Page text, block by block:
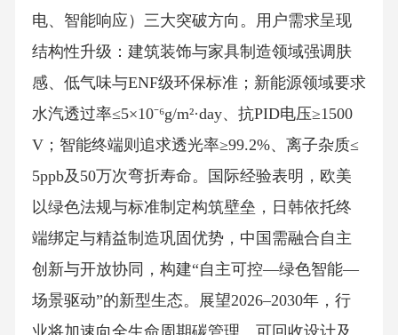
电、智能响应）三大突破方向。用户需求呈现
结构性升级：建筑装饰与家具制造领域强调肤
感、低气味与ENF级环保标准；新能源领域要求
水汽透过率≤5×10⁻⁶g/m²·day、抗PID电压≥1500
V；智能终端则追求透光率≥99.2%、离子杂质≤
5ppb及50万次弯折寿命。国际经验表明，欧美
以绿色法规与标准制定构筑壁垒，日韩依托终
端绑定与精益制造巩固优势，中国需融合自主
创新与开放协同，构建“自主可控—绿色智能—
场景驱动”的新型生态。展望2026–2030年，行